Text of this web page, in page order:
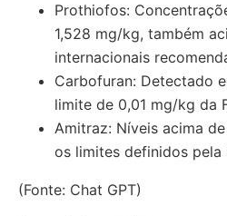
Prothiofos:
1,528 mg/kg, também
internacionais
Carbofuran: Detectado
limite de 0,01 mg/kg da
Amitraz: Níveis acima
os limites definidos pela
(Fonte: Chat GPT)